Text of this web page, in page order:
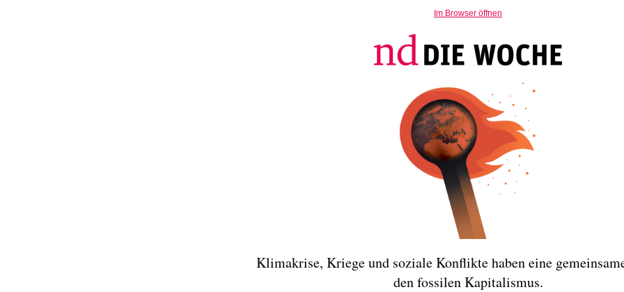
Im Browser öffnen
Klimakrise, Kriege und soziale Konflikte haben eine
den fossilen Kapitalismus.